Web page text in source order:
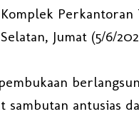
Komplek
Jumat (5/6/
sambutan antusias